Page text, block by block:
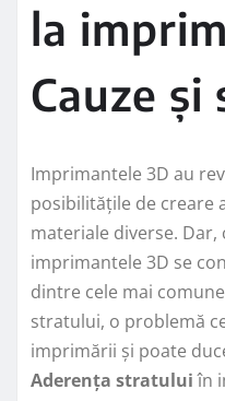
la
Cauze și
Imprimantele 3D au
posibilitățile de creare
materiale diverse.
imprimantele 3D se
dintre cele mai
stratului, o problemă
imprimării și poate
Aderența stratuluiîn